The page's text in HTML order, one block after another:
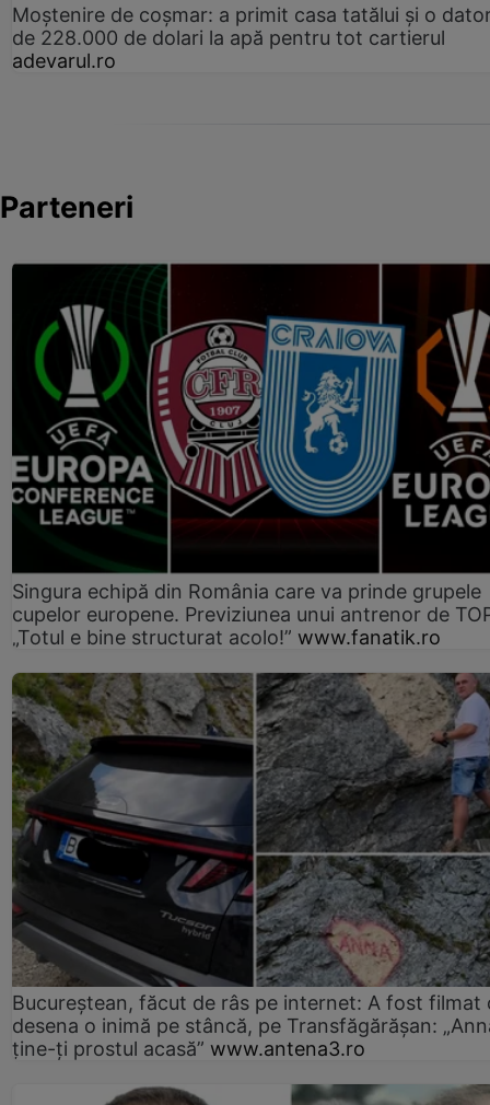
Moștenire de coșmar: a primit casa tatălui și o
de 228.000 de dolari la apă pentru tot cartierul
adevarul.ro
Parteneri
Singura echipă din România care va prinde grupele
cupelor europene. Previziunea unui antrenor de
„Totul e bine structurat acolo!” www.fanatik.ro
Bucureștean, făcut de râs pe internet: A fost filmat
desena o inimă pe stâncă, pe Transfăgărășan:
ține-ți prostul acasă” www.antena3.ro